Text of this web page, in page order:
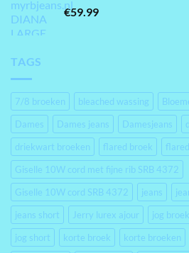
€59.99
TAGS
7/8 broeken bleached wassing
Dames
Dames jeans Damesjeans
driekwart broeken
flared broek
Giselle 10W cord met fijne rib SRB 4372
Giselle 10W cord SRB 4372
jeans
jeans short
Jerry lurex ajour jog
jog short
korte broek korte broeken